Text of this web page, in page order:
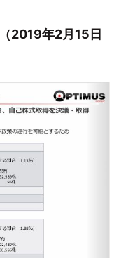
2019年2月15日